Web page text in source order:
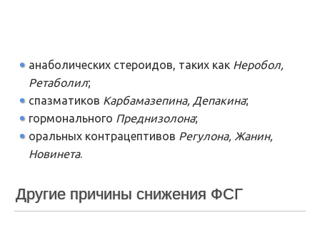
анаболических стероидов, таких как Неробол,
Ретаболил;
спазматиков Карбамазепина, Депакина;
гормонального Преднизолона;
оральных контрацептивов Регулона, Жанин,
Новинета.
Другие причины снижения ФСГ